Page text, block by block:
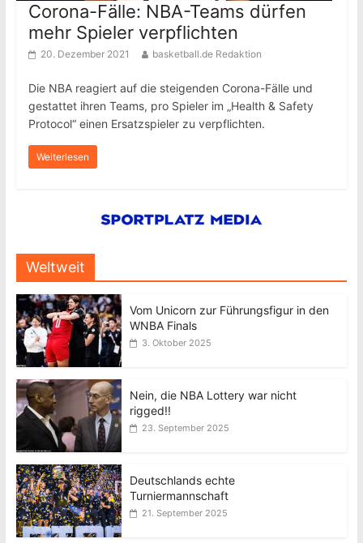
Corona-Fälle: NBA-Teams dürfen
mehr Spieler verpflichten
20. Dezember 2021 basketball.de Redaktion
Die NBA reagiert auf die steigenden Corona-Fälle und
gestattet ihren Teams, pro Spieler im „Health & Safety
Protocol“ einen Ersatzspieler zu verpflichten.
Weiterlesen
Weltweit
Vom Unicorn zur Führungsfigur in den
WNBA Finals
3. Oktober 2025
Nein, die NBA Lottery war nicht
rigged!!
23. September 2025
Deutschlands echte
Turniermannschaft
21. September 2025